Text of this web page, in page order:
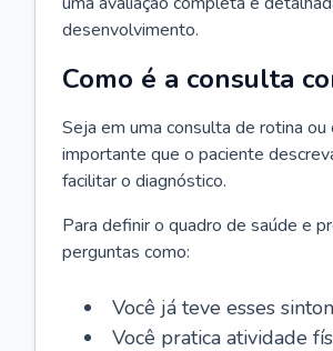
desenvolvimento.
Como é a consulta
Seja em uma consulta de rotina
importante que o paciente
facilitar o diagnóstico.
Para definir o quadro de saúde e
perguntas como:
Você já teve esses
Você pratica atividade